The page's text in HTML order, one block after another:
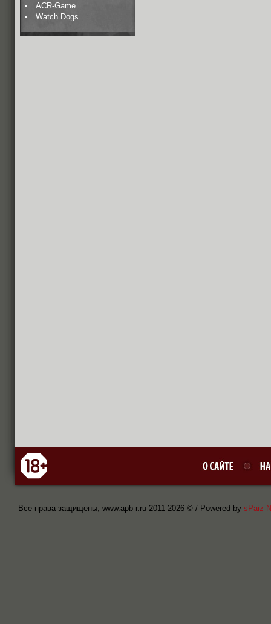
ACR-Game
Watch Dogs
Все права защищены, www.apb-r.ru 2011-2026 © / Powered by sPaiz-